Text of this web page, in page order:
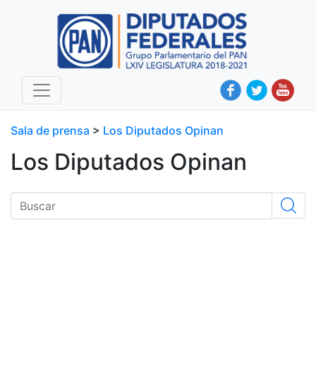
Sala de prensa > Los Diputados Opinan
Los Diputados Opinan